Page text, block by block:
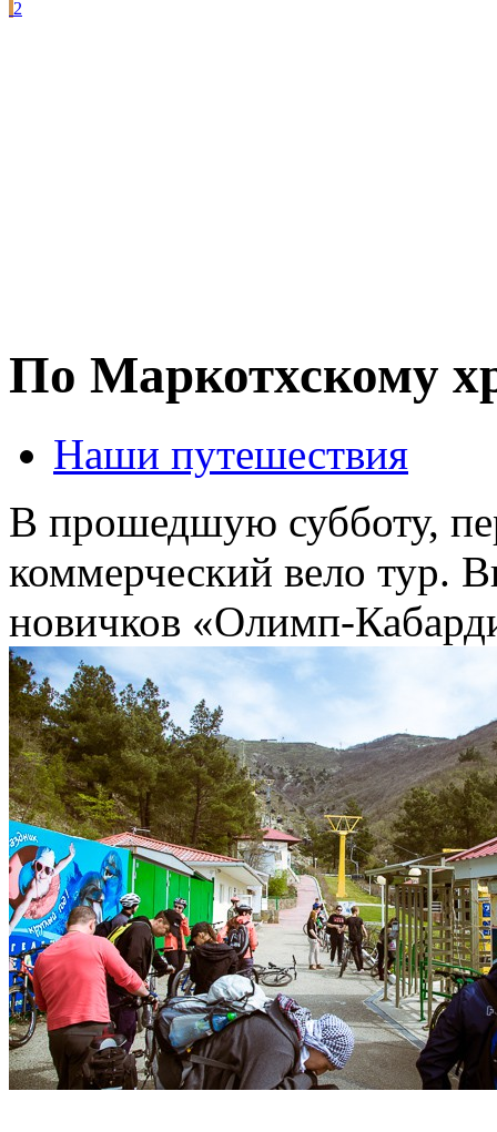
2
По Маркотхскому
Наши путешествия
В прошедшую субботу,
коммерческий вело тур.
новичков «Олимп-